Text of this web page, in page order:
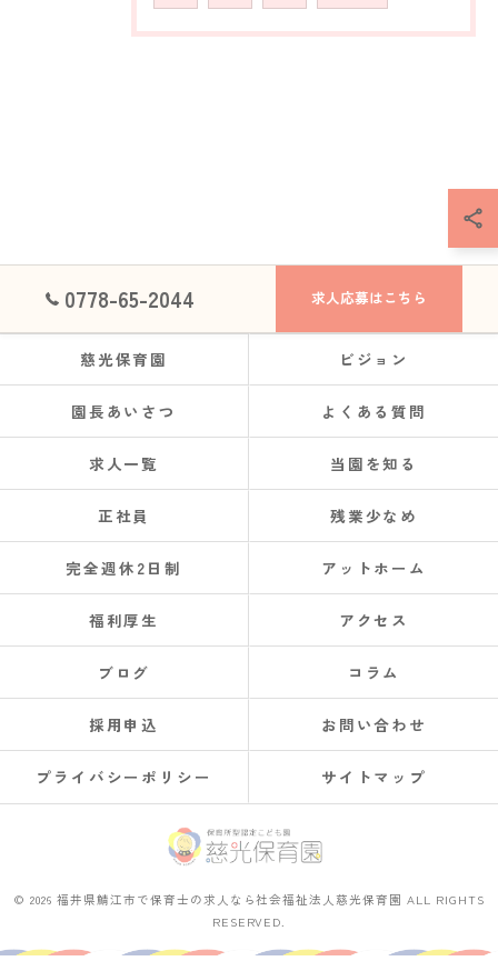
0778-65-2044 求人応募はこちら
慈光保育園 ビジョン
園長あいさつ よくある質問
求人一覧 当園を知る
正社員 残業少なめ
完全週休2日制 アットホーム
福利厚生 アクセス
ブログ コラム
採用申込 お問い合わせ
プライバシーポリシー サイトマップ
© 2026 福井県鯖江市で保育士の求人なら社会福祉法人慈光保育園 ALL RIGHTS
RESERVED.